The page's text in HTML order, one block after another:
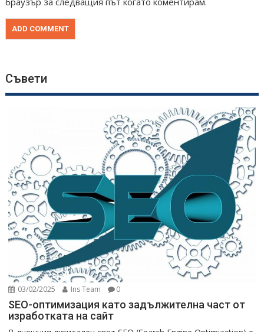
Съвети
03/02/2025 Ins Team 0
SEO-оптимизация като задължителна част от
изработката на сайт